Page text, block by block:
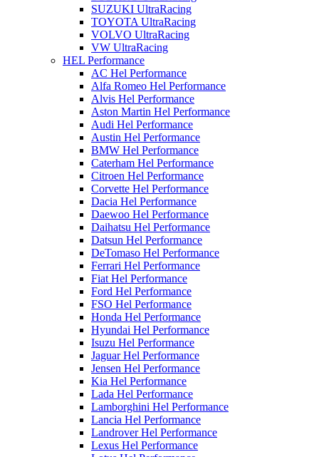
SUZUKI UltraRacing
TOYOTA UltraRacing
VOLVO UltraRacing
VW UltraRacing
HEL Performance
AC Hel Performance
Alfa Romeo Hel Performance
Alvis Hel Performance
Aston Martin Hel Performance
Audi Hel Performance
Austin Hel Performance
BMW Hel Performance
Caterham Hel Performance
Citroen Hel Performance
Corvette Hel Performance
Dacia Hel Performance
Daewoo Hel Performance
Daihatsu Hel Performance
Datsun Hel Performance
DeTomaso Hel Performance
Ferrari Hel Performance
Fiat Hel Performance
Ford Hel Performance
FSO Hel Performance
Honda Hel Performance
Hyundai Hel Performance
Isuzu Hel Performance
Jaguar Hel Performance
Jensen Hel Performance
Kia Hel Performance
Lada Hel Performance
Lamborghini Hel Performance
Lancia Hel Performance
Landrover Hel Performance
Lexus Hel Performance